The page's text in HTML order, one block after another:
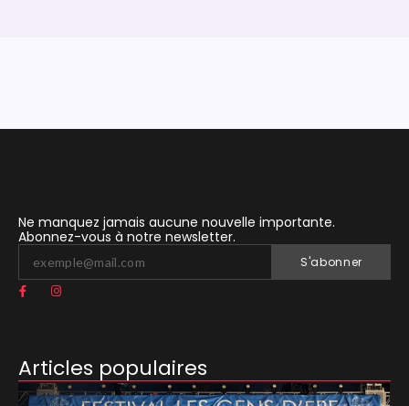
Ne manquez jamais aucune nouvelle importante.
Abonnez-vous à notre newsletter.
S'abonner
Articles populaires